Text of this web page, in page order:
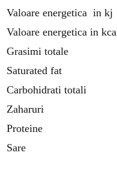
Valoare energetica in kj
Valoare energetica in
Grasimi totale
Saturated fat
Carbohidrati totali
Zaharuri
Proteine
Sare